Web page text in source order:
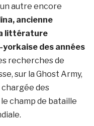
autre encore
ancienne
littérature
yorkaise des années
recherches de
sur la Ghost Army,
chargée des
champ de bataille